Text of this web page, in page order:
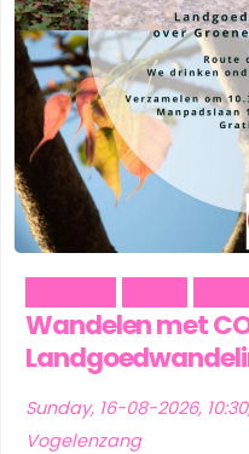
Wandelen met
Sunday, 16-08-2026,
Vogelenzang